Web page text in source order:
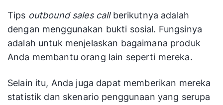
Tips outbound sales call berikutnya adalah
dengan menggunakan bukti sosial. Fungsinya
adalah untuk menjelaskan bagaimana produk
Anda membantu orang lain seperti mereka.
Selain itu, Anda juga dapat memberikan mereka
statistik dan skenario penggunaan yang serupa